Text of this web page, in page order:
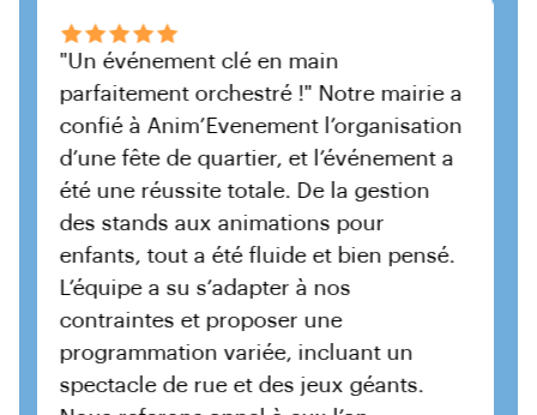
"Un événement clé en main
parfaitement orchestré !" Notre mairie a
confié à Anim’Evenement l’organisation
d’une fête de quartier, et l’événement a
été une réussite totale. De la gestion
des stands aux animations pour
enfants, tout a été fluide et bien pensé.
L’équipe a su s’adapter à nos
contraintes et proposer une
programmation variée, incluant un
spectacle de rue et des jeux géants.